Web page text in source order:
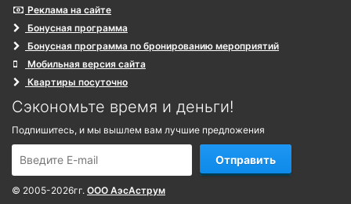
Реклама на сайте
Бонусная программа
Бонусная программа по бронированию мероприятий
Мобильная версия сайта
Квартиры посуточно
Сэкономьте время и деньги!
Подпишитесь, и мы вышлем вам лучшие предложения
Отправить
© 2005-2026гг. ООО АэсАструм